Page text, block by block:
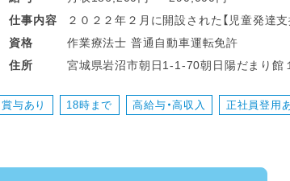
仕事内容
２０２２年２月に開設された【児童発達
スばうむ】にて子どもたちの成長のサポ
に5名の定員です。
【主な業務内容】
資格
作業療法士 普通自動車運転免許
住所
宮城県岩沼市朝日1-1-70朝日陽だまり館１F西 JR東北本線(黒磯～利府・
から徒歩8分
賞与あり 18時まで 高給与・高収入 正社員登用